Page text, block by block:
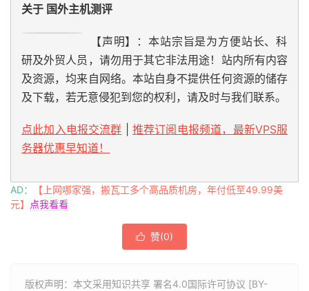
关于 国外主机测评
【声明】：本站宗旨是为方便站长、科
研及外贸人员，请勿用于其它非法用途！站内所有内容
及资源，均来自网络。本站自身不提供任何资源的储存
及下载，若无意侵犯到您的权利，请及时与我们联系。
点此加入电报交流群
推荐订阅电报频道，最新VPS服
务器优惠早知道！
AD：
【上网哪家强，搬瓦工多个高品质机房，年付低至49.99美
元】
点我看看
 赞(0)
版权声明：本文采用知识共享 署名4.0国际许可协议 [BY-